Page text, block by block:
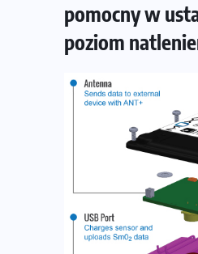
pomocny w
poziom